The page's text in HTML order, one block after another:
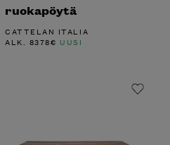
ruokapöytä
CATTELAN ITALIA
ALK. 8378€ UUSI